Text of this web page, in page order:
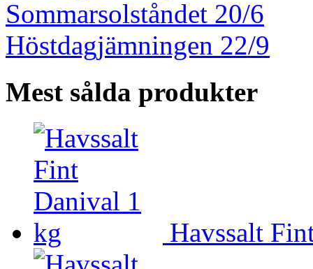
Sommarsolståndet 20/6
Höstdagjämningen 22/9
Mest sålda produkter
Havssalt